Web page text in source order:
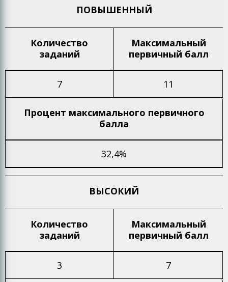
ПОВЫШЕННЫЙ
Количество
заданий
Максимальный
первичный балл
7 11
Процент максимального первичного
балла
32,4%
ВЫСОКИЙ
Количество
заданий
Максимальный
первичный балл
3 7